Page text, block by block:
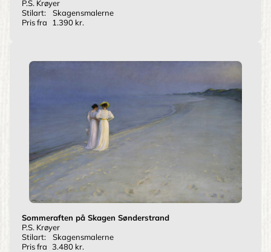
P.S. Krøyer
Stilart:
Skagensmalerne
Pris fra
1.390 kr.
Sommeraften på Skagen Sønderstrand
P.S. Krøyer
Stilart:
Skagensmalerne
Pris fra 3.480 kr.